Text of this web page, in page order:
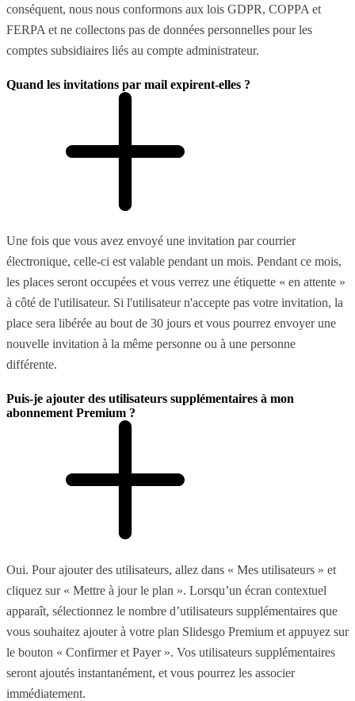
conséquent, nous nous conformons aux lois GDPR, COPPA et
FERPA et ne collectons pas de données personnelles pour les
comptes subsidiaires liés au compte administrateur.
Quand les invitations par mail expirent-elles ?
Une fois que vous avez envoyé une invitation par courrier
électronique, celle-ci est valable pendant un mois. Pendant ce mois,
les places seront occupées et vous verrez une étiquette « en attente »
à côté de l'utilisateur. Si l'utilisateur n'accepte pas votre invitation, la
place sera libérée au bout de 30 jours et vous pourrez envoyer une
nouvelle invitation à la même personne ou à une personne
différente.
Puis-je ajouter des utilisateurs supplémentaires à mon
abonnement Premium ?
Oui. Pour ajouter des utilisateurs, allez dans « Mes utilisateurs » et
cliquez sur « Mettre à jour le plan ». Lorsqu’un écran contextuel
apparaît, sélectionnez le nombre d’utilisateurs supplémentaires que
vous souhaitez ajouter à votre plan Slidesgo Premium et appuyez sur
le bouton « Confirmer et Payer ». Vos utilisateurs supplémentaires
seront ajoutés instantanément, et vous pourrez les associer
immédiatement.